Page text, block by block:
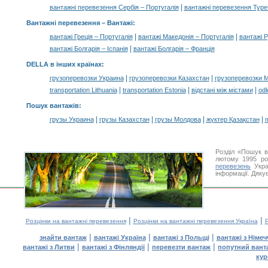
вантажні перевезення Сербія – Португалія| вантажні перевезення
Вантажні перевезення – Вантажі:
вантажі Греція – Португалія| вантажі Македонія – Португалія|
вантажі
вантажі Болгарія – Іспанія| вантажі Болгарія – Франція
DELLA в інших країнах:
грузоперевозки Украина| грузоперевозки Казахстан|
грузоперевозки
transportation Lithuania| transportation Estonia| відстані між містами|
Пошук вантажів:
грузы Украина| грузы Казахстан| грузы Молдова| жүктер Қазақстан|
Розділ «Пошук
лютому 1995
перевезень
інформації.
Розцінки на вантажні перевезення| Розцінки на вантажні перевезення Україна |
знайти вантаж| вантажі Україна| вантажі з Польщі| вантажі з
вантажі з Литви | вантажі з Фінляндії| перевезти вантаж | попутний